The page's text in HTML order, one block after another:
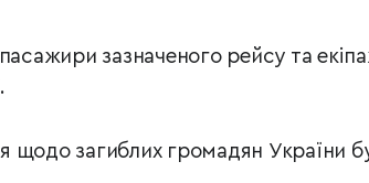
зазначеного рейсу та
щодо загиблих громадян України